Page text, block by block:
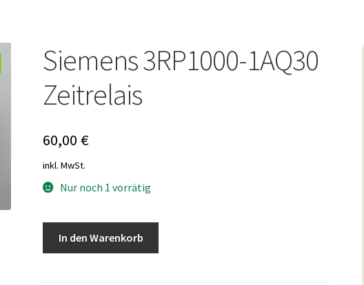
Siemens 3RP1000-1AQ30
Zeitrelais
60,00 €
inkl. MwSt.
Nur noch 1 vorrätig
In den Warenkorb